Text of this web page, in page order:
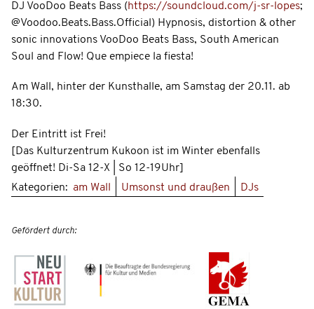
DJ VooDoo Beats Bass (https://soundcloud.com/j-sr-lopes;
@Voodoo.Beats.Bass.Official) Hypnosis, distortion & other
sonic innovations VooDoo Beats Bass, South American
Soul and Flow! Que empiece la fiesta!
Am Wall, hinter der Kunsthalle, am Samstag der 20.11. ab
18:30.
Der Eintritt ist Frei!
[Das Kulturzentrum Kukoon ist im Winter ebenfalls
geöffnet! Di-Sa 12-X | So 12-19Uhr]
Kategorien: am Wall Umsonst und draußen DJs
Gefördert durch: